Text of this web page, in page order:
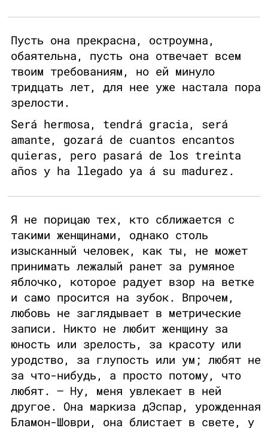
Пусть она прекрасна, остроумна,
обаятельна, пусть она отвечает всем
твоим требованиям, но ей минуло
тридцать лет, для нее уже настала пора
зрелости.
Será hermosa, tendrá gracia, será
amante, gozará de cuantos encantos
quieras, pero pasará de los treinta
años y ha llegado ya á su madurez.
Я не порицаю тех, кто сближается с
такими женщинами, однако столь
изысканный человек, как ты, не может
принимать лежалый ранет за румяное
яблочко, которое радует взор на ветке
и само просится на зубок. Впрочем,
любовь не заглядывает в метрические
записи. Никто не любит женщину за
юность или зрелость, за красоту или
уродство, за глупость или ум; любят не
за что-нибудь, а просто потому, что
любят. — Ну, меня увлекает в ней
другое. Она маркиза дЭспар, урожденная
Бламон-Шоври, она блистает в свете, у